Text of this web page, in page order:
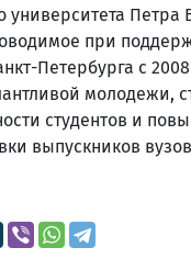
университета Петра
при
Петербурга с
молодежи,
студентов и
выпускников